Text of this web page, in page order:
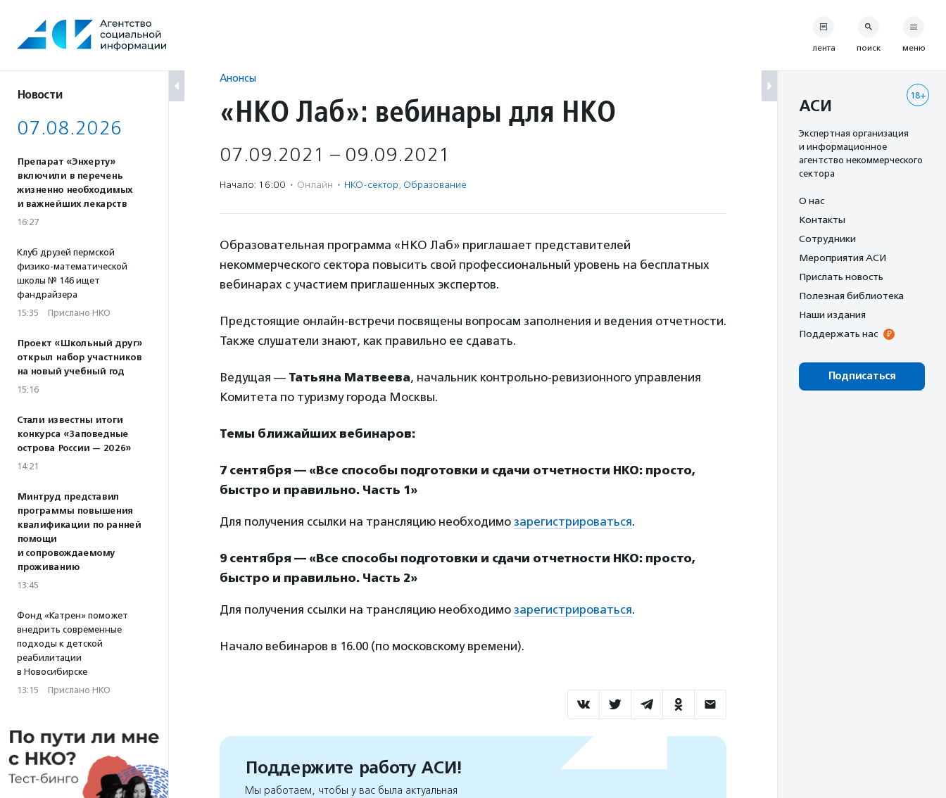
содержанию
Новости
07.08.2026
Препарат «Энхерту»
включили в перечень
жизненно необходимых
и важнейших лекарств
16:27
Клуб друзей пермской
физико-математической
школы № 146 ищет
фандрайзера
15:35 · Прислано НКО
Проект «Школьный друг»
открыл набор участников
на новый учебный год
15:16
Стали известны итоги
конкурса «Заповедные
острова России — 2026»
14:21
Минтруд представил
программы повышения
квалификации по ранней
помощи
и сопровождаемому
проживанию
13:45
Фонд «Катрен» поможет
внедрить современные
подходы к детской
реабилитации
в Новосибирске
13:15 · Прислано НКО
Анонсы
«НКО Лаб»: вебинары для НКО
07.09.2021 – 09.09.2021
Начало: 16:00 · Онлайн · НКО-сектор, Образование
Образовательная программа «НКО Лаб» приглашает представителей
некоммерческого сектора повысить свой профессиональный уровень на бесплатных
вебинарах с участием приглашенных экспертов.
Предстоящие онлайн-встречи посвящены вопросам заполнения и ведения отчетности.
Также слушатели знают, как правильно ее сдавать.
Ведущая — Татьяна Матвеева, начальник контрольно-ревизионного управления
Комитета по туризму города Москвы.
Темы ближайших вебинаров:
7 сентября — «Все способы подготовки и сдачи отчетности НКО: просто,
быстро и правильно. Часть 1»
Для получения ссылки на трансляцию необходимо зарегистрироваться.
9 сентября — «Все способы подготовки и сдачи отчетности НКО: просто,
быстро и правильно. Часть 2»
Для получения ссылки на трансляцию необходимо зарегистрироваться.
Начало вебинаров в 16.00 (по московскому времени).
Поддержите работу АСИ!
Мы работаем, чтобы у вас была актуальная
лента поиск меню
18+
АСИ
Экспертная организация
и информационное
агентство некоммерческого
сектора
О нас
Контакты
Сотрудники
Мероприятия АСИ
Прислать новость
Полезная библиотека
Наши издания
Поддержать нас
Подписаться